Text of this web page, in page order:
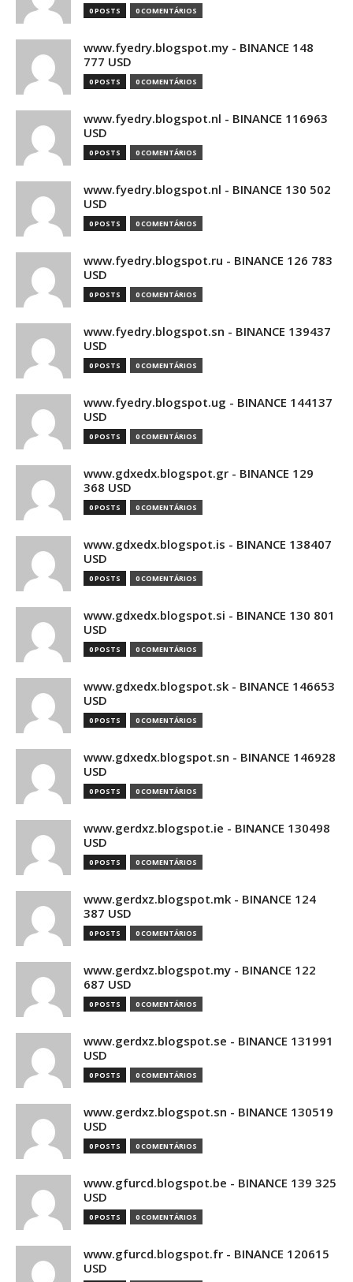
0 POSTS 0 COMENTÁRIOS
www.fyedry.blogspot.my - BINANCE 148
777 USD
0 POSTS 0 COMENTÁRIOS
www.fyedry.blogspot.nl - BINANCE 116963
USD
0 POSTS 0 COMENTÁRIOS
www.fyedry.blogspot.nl - BINANCE 130 502
USD
0 POSTS 0 COMENTÁRIOS
www.fyedry.blogspot.ru - BINANCE 126 783
USD
0 POSTS 0 COMENTÁRIOS
www.fyedry.blogspot.sn - BINANCE 139437
USD
0 POSTS 0 COMENTÁRIOS
www.fyedry.blogspot.ug - BINANCE 144137
USD
0 POSTS 0 COMENTÁRIOS
www.gdxedx.blogspot.gr - BINANCE 129
368 USD
0 POSTS 0 COMENTÁRIOS
www.gdxedx.blogspot.is - BINANCE 138407
USD
0 POSTS 0 COMENTÁRIOS
www.gdxedx.blogspot.si - BINANCE 130 801
USD
0 POSTS 0 COMENTÁRIOS
www.gdxedx.blogspot.sk - BINANCE 146653
USD
0 POSTS 0 COMENTÁRIOS
www.gdxedx.blogspot.sn - BINANCE 146928
USD
0 POSTS 0 COMENTÁRIOS
www.gerdxz.blogspot.ie - BINANCE 130498
USD
0 POSTS 0 COMENTÁRIOS
www.gerdxz.blogspot.mk - BINANCE 124
387 USD
0 POSTS 0 COMENTÁRIOS
www.gerdxz.blogspot.my - BINANCE 122
687 USD
0 POSTS 0 COMENTÁRIOS
www.gerdxz.blogspot.se - BINANCE 131991
USD
0 POSTS 0 COMENTÁRIOS
www.gerdxz.blogspot.sn - BINANCE 130519
USD
0 POSTS 0 COMENTÁRIOS
www.gfurcd.blogspot.be - BINANCE 139 325
USD
0 POSTS 0 COMENTÁRIOS
www.gfurcd.blogspot.fr - BINANCE 120615
USD